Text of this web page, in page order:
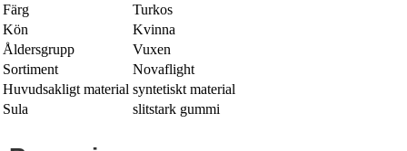
Färg
Turkos
Kön
Kvinna
Åldersgrupp
Vuxen
Sortiment
Novaflight
Huvudsakligt material syntetiskt material
Sula
slitstark gummi